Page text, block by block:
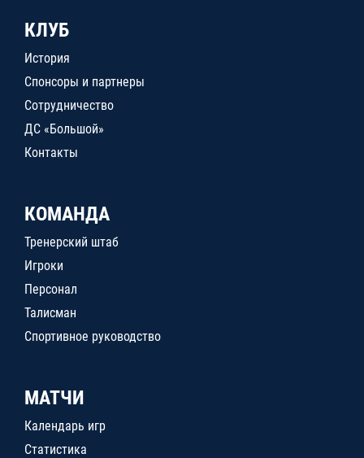
КЛУБ
История
Спонсоры и партнеры
Сотрудничество
ДС «Большой»
Контакты
КОМАНДА
Тренерский штаб
Игроки
Персонал
Талисман
Спортивное руководство
МАТЧИ
Календарь игр
Статистика